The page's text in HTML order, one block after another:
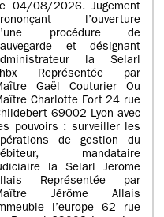
04/08/2026. Jugement
l’ouverture
procédure de
et désignant
la Selarl
Représentée par
Gaël Couturier Ou
Charlotte Fort 24 rue
69002 Lyon avec
pouvoirs : surveiller les
de gestion du
mandataire
la Selarl Jerome
Représentée par
Jérôme Allais
l’europe 62 rue